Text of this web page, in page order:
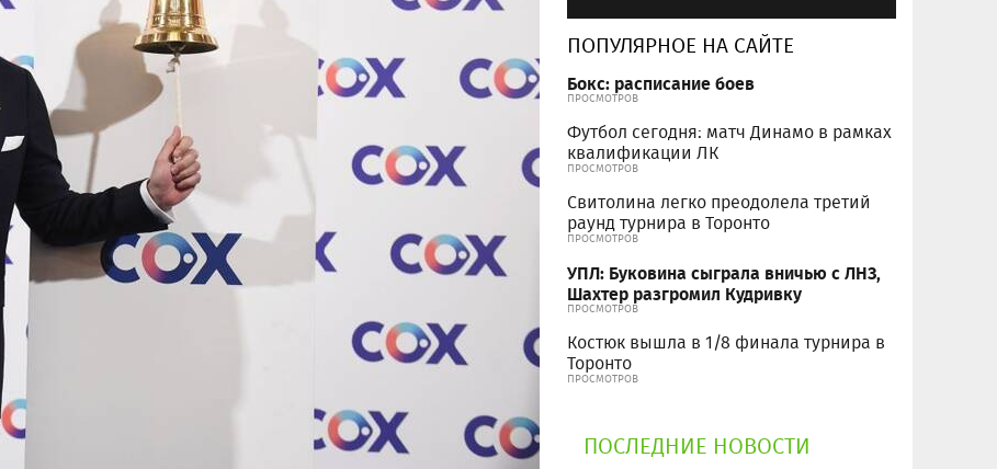
ПОПУЛЯРНОЕ НА САЙТЕ
Бокс: расписание боев
ПРОСМОТРОВ
Футбол сегодня: матч Динамо в рамках
квалификации ЛК
ПРОСМОТРОВ
Свитолина легко преодолела третий
раунд турнира в Торонто
ПРОСМОТРОВ
УПЛ: Буковина сыграла вничью с ЛНЗ,
Шахтер разгромил Кудривку
ПРОСМОТРОВ
Костюк вышла в 1/8 финала турнира в
Торонто
ПРОСМОТРОВ
ПОСЛЕДНИЕ НОВОСТИ